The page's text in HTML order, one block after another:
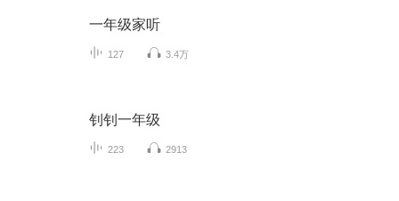
一年级家听
127 3.4万
钊钊一年级
223 2913